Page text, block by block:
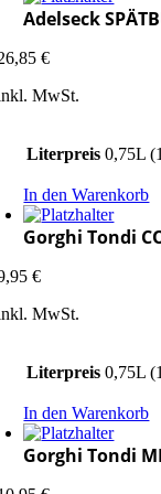
Adelseck
€
MwSt.
Literpreis 0,75L
In den Warenkorb
Gorghi Tondi
€
MwSt.
Literpreis 0,75L
In den Warenkorb
Gorghi Tondi